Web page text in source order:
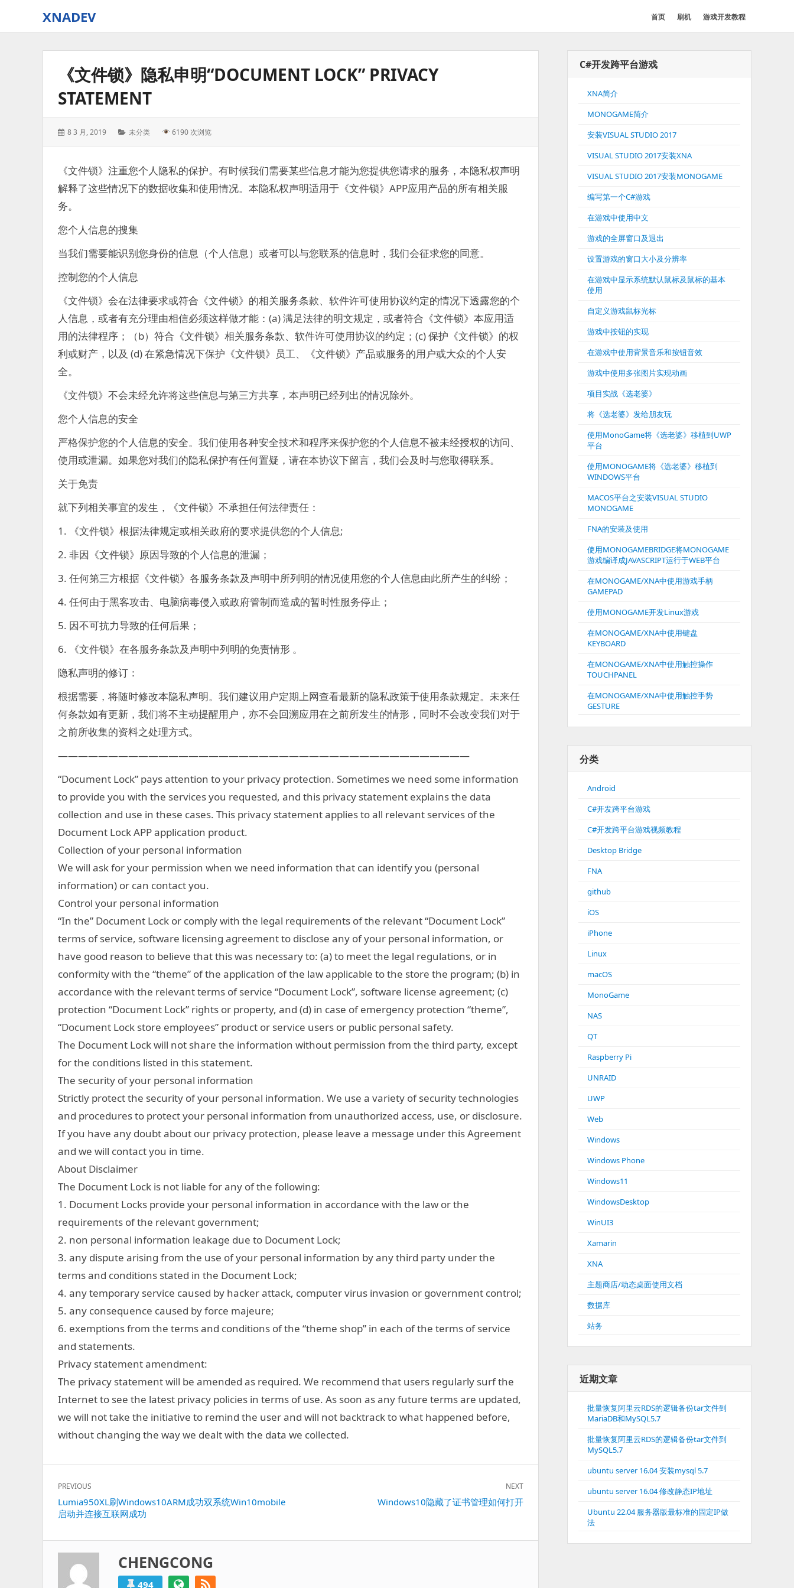
XNADEV 首页 刷机 游戏开发教程
《文件锁》隐私申明“DOCUMENT LOCK” PRIVACY
STATEMENT
Posted
8 3 月, 2019 Categories:
未分类 6190 次浏览
《文件锁》注重您个人隐私的保护。有时候我们需要某些信息才能为您提供您请求的服务，本隐私权声明
解释了这些情况下的数据收集和使用情况。本隐私权声明适用于《文件锁》APP应用产品的所有相关服
务。
您个人信息的搜集
当我们需要能识别您身份的信息（个人信息）或者可以与您联系的信息时，我们会征求您的同意。
控制您的个人信息
《文件锁》会在法律要求或符合《文件锁》的相关服务条款、软件许可使用协议约定的情况下透露您的个
人信息，或者有充分理由相信必须这样做才能：(a) 满足法律的明文规定，或者符合《文件锁》本应用适
用的法律程序；（b）符合《文件锁》相关服务条款、软件许可使用协议的约定；(c) 保护《文件锁》的权
利或财产，以及 (d) 在紧急情况下保护《文件锁》员工、《文件锁》产品或服务的用户或大众的个人安
全。
《文件锁》不会未经允许将这些信息与第三方共享，本声明已经列出的情况除外。
您个人信息的安全
严格保护您的个人信息的安全。我们使用各种安全技术和程序来保护您的个人信息不被未经授权的访问、
使用或泄漏。如果您对我们的隐私保护有任何置疑，请在本协议下留言，我们会及时与您取得联系。
关于免责
就下列相关事宜的发生，《文件锁》不承担任何法律责任：
1. 《文件锁》根据法律规定或相关政府的要求提供您的个人信息;
2. 非因《文件锁》原因导致的个人信息的泄漏；
3. 任何第三方根据《文件锁》各服务条款及声明中所列明的情况使用您的个人信息由此所产生的纠纷；
4. 任何由于黑客攻击、电脑病毒侵入或政府管制而造成的暂时性服务停止；
5. 因不可抗力导致的任何后果；
6. 《文件锁》在各服务条款及声明中列明的免责情形 。
隐私声明的修订：
根据需要，将随时修改本隐私声明。我们建议用户定期上网查看最新的隐私政策于使用条款规定。未来任
何条款如有更新，我们将不主动提醒用户，亦不会回溯应用在之前所发生的情形，同时不会改变我们对于
之前所收集的资料之处理方式。
—————————————————————————————————————————
“Document Lock” pays attention to your privacy protection. Sometimes we need some information
to provide you with the services you requested, and this privacy statement explains the data
collection and use in these cases. This privacy statement applies to all relevant services of the
Document Lock APP application product.
Collection of your personal information
We will ask for your permission when we need information that can identify you (personal
information) or can contact you.
Control your personal information
“In the” Document Lock or comply with the legal requirements of the relevant “Document Lock”
terms of service, software licensing agreement to disclose any of your personal information, or
have good reason to believe that this was necessary to: (a) to meet the legal regulations, or in
conformity with the “theme” of the application of the law applicable to the store the program; (b) in
accordance with the relevant terms of service “Document Lock”, software license agreement; (c)
protection “Document Lock” rights or property, and (d) in case of emergency protection “theme”,
“Document Lock store employees” product or service users or public personal safety.
The Document Lock will not share the information without permission from the third party, except
for the conditions listed in this statement.
The security of your personal information
Strictly protect the security of your personal information. We use a variety of security technologies
and procedures to protect your personal information from unauthorized access, use, or disclosure.
If you have any doubt about our privacy protection, please leave a message under this Agreement
and we will contact you in time.
About Disclaimer
The Document Lock is not liable for any of the following:
1. Document Locks provide your personal information in accordance with the law or the
requirements of the relevant government;
2. non personal information leakage due to Document Lock;
3. any dispute arising from the use of your personal information by any third party under the
terms and conditions stated in the Document Lock;
4. any temporary service caused by hacker attack, computer virus invasion or government control;
5. any consequence caused by force majeure;
6. exemptions from the terms and conditions of the “theme shop” in each of the terms of service
and statements.
Privacy statement amendment:
The privacy statement will be amended as required. We recommend that users regularly surf the
Internet to see the latest privacy policies in terms of use. As soon as any future terms are updated,
we will not take the initiative to remind the user and will not backtrack to what happened before,
without changing the way we dealt with the data we collected.
文
章
导
航
PREVIOUS
Previous
post:
Lumia950XL刷Windows10ARM成功双系统Win10mobile
启动并连接互联网成功
NEXT
Windows10隐藏了证书管理如何打开
CHENGCONG
494
C#开发跨平台游戏
XNA简介
MONOGAME简介
安装VISUAL STUDIO 2017
VISUAL STUDIO 2017安装XNA
VISUAL STUDIO 2017安装MONOGAME
编写第一个C#游戏
在游戏中使用中文
游戏的全屏窗口及退出
设置游戏的窗口大小及分辨率
在游戏中显示系统默认鼠标及鼠标的基本
使用
自定义游戏鼠标光标
游戏中按钮的实现
在游戏中使用背景音乐和按钮音效
游戏中使用多张图片实现动画
项目实战《选老婆》
将《选老婆》发给朋友玩
使用MonoGame将《选老婆》移植到UWP
平台
使用MONOGAME将《选老婆》移植到
WINDOWS平台
MACOS平台之安装VISUAL STUDIO
MONOGAME
FNA的安装及使用
使用MONOGAMEBRIDGE将MONOGAME
游戏编译成JAVASCRIPT运行于WEB平台
在MONOGAME/XNA中使用游戏手柄
GAMEPAD
使用MONOGAME开发Linux游戏
在MONOGAME/XNA中使用键盘
KEYBOARD
在MONOGAME/XNA中使用触控操作
TOUCHPANEL
在MONOGAME/XNA中使用触控手势
GESTURE
分类
Android
C#开发跨平台游戏
C#开发跨平台游戏视频教程
Desktop Bridge
FNA
github
iOS
iPhone
Linux
macOS
MonoGame
NAS
QT
Raspberry Pi
UNRAID
UWP
Web
Windows
Windows Phone
Windows11
WindowsDesktop
WinUI3
Xamarin
XNA
主题商店/动态桌面使用文档
数据库
站务
近期文章
批量恢复阿里云RDS的逻辑备份tar文件到
MariaDB和MySQL5.7
批量恢复阿里云RDS的逻辑备份tar文件到
MySQL5.7
ubuntu server 16.04 安装mysql 5.7
ubuntu server 16.04 修改静态IP地址
Ubuntu 22.04 服务器版最标准的固定IP做
法